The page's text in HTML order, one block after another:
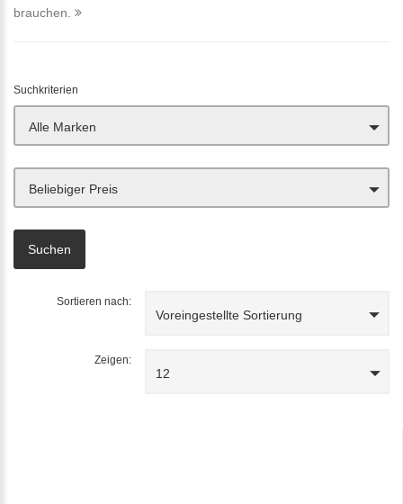
brauchen.
Suchkriterien
Alle Marken
Beliebiger Preis
Sortieren nach:
Voreingestellte Sortierung
Zeigen:
12